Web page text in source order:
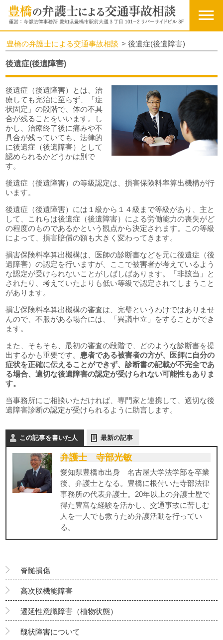
豊橋の弁護士による交通事故相談 >後遺症(後遺障害)
後遺症(後遺障害)
後遺症（後遺障害）とは、治
療しても完治に至らず、「症
状固定」の段階で、体の不具
合が残ることをいいます。し
かし、治療終了後に痛みや不
具合が残っていても、法律的
に後遺症（後遺障害）として
認められるかどうかは別で
す。
後遺症（後遺障害）の等級認定は、損害保険料率算出機構が行
います。
後遺症（後遺障害）には１級から１４級まで等級があり、主と
して、これらは後遺症（後遺障害）による労働能力の喪失がど
の程度のものであるかという観点から決定されます。この等級
によって、損害賠償の額も大きく変わってきます。
損害保険料率算出機構は、医師の診断書などを元に後遺症（後
遺障害）の認定を行いますが、ここで被害者が考えているよう
な認定が受けられないことがしばしばあります。「非該当」と
されたり、考えていたよりも低い等級で認定されてしまうこと
があります。
損害保険料率算出機構の審査は、完璧というわけではありませ
んので、不服がある場合には、「異議申立」をすることができ
ます。
また、そもそも、最初の審査の段階で、どのような診断書を提
出するかも重要です。 患者である被害者の方が、医師に自分の
症状を正確に伝えることができず、診断書の記載が不完全であ
る場合、適切な後遺障害の認定が受けられない可能性もありま
す。
当事務所にご相談いただければ、専門家と連携して、適切な後
遺障害診断の認定が受けられるように助言します。
この記事を書いた人 最新の記事
弁護士 寺部光敏
愛知県豊橋市出身 名古屋大学法学部を卒業
後、弁護士となる。豊橋に根付いた寺部法律
事務所の代表弁護士。20年以上の弁護士歴で
得た豊富な経験を活かし、交通事故に苦しむ
人を一人でも救うため弁護活動を行ってい
る。
脊髄損傷
高次脳機能障害
遷延性意識障害（植物状態）
醜状障害について